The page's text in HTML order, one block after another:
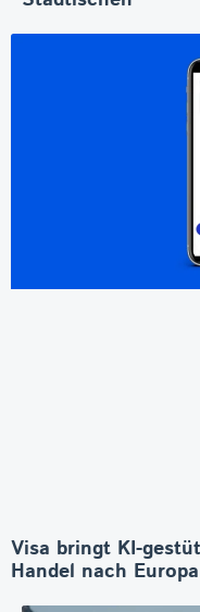
Visa bringt KI-
Handel nach Europa